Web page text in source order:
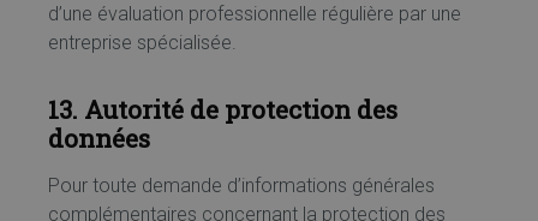
d’une évaluation professionnelle régulière par une
entreprise spécialisée.
13. Autorité de protection des
données
Pour toute demande d’informations générales
complémentaires concernant la protection des